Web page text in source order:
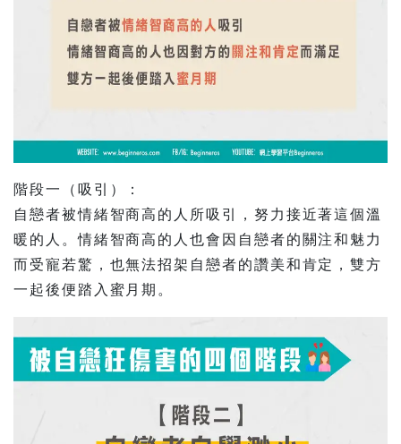
階段一（吸引）：
自戀者被情緒智商高的人所吸引，努力接近著這個溫
暖的人。情緒智商高的人也會因自戀者的關注和魅力
而受寵若驚，也無法招架自戀者的讚美和肯定，雙方
一起後便踏入蜜月期。